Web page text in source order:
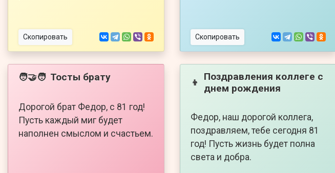
Скопировать Скопировать
🧑‍🤝‍🧑 Тосты брату
Дорогой брат Федор, с 81 год!
Пусть каждый миг будет
наполнен смыслом и счастьем.
👦
Поздравления коллеге с
днем рождения
Федор, наш дорогой коллега,
поздравляем, тебе сегодня 81
год! Пусть жизнь будет полна
света и добра.